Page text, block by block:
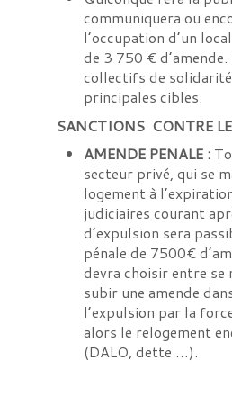
communiquera ou
l’occupation d’un
de 3 750 €
collectifs de
principales cibles.
SANCTIONSCONTRE
AMENDE PENALE :
secteur privé, qui se
logement à
judiciaires courant
d’expulsion sera
pénale de 7500€
devra choisir entre se
subir une amende
l’expulsion par la
alors le relogement
(DALO, dette …).